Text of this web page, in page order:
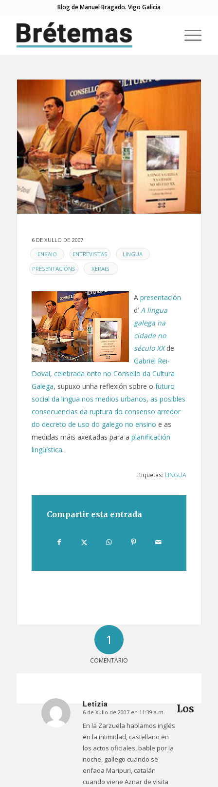
Blog de Manuel Bragado. Vigo Galicia
6 DE XULLO DE 2007
EN
ENSAIO , ENTREVISTAS , LINGUA ,
PRESENTACIÓNS , XERAIS
A presentación
d’ A lingua
galega na
cidade no
século XXde
Gabriel Rei-
Doval, celebrada onte no Consello da Cultura
Galega, supuxo unha reflexión sobre o futuro
social da lingua nos medios urbanos, as posibles
consecuencias da ruptura do consenso arredor
do decreto de uso do galego no ensino e as
medidas máis axeitadas para a planificación
lingüística.
Etiquetas: LINGUA
Compartir esta entrada
1
COMENTARIO
Letizia
Dice:
6 de Xullo de 2007 en 11:39 a.m.
En la Zarzuela hablamos inglés
en la intimidad, castellano en
los actos oficiales, bable por la
noche, gallego cuando se
enfada Maripuri, catalán
cuando viene Aznar de visita
Los